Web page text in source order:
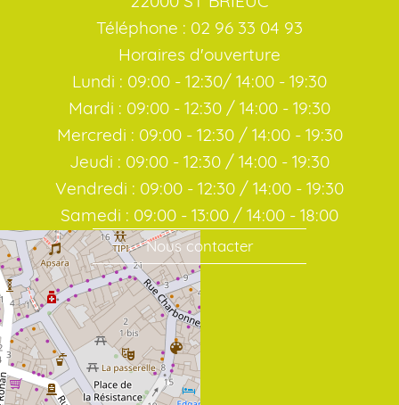
Téléphone : 02 96 33 04 93
Horaires d'ouverture
Lundi : 09:00 - 12:30/ 14:00 - 19:30
Mardi : 09:00 - 12:30 / 14:00 - 19:30
Mercredi : 09:00 - 12:30 / 14:00 - 19:30
Jeudi : 09:00 - 12:30 / 14:00 - 19:30
Vendredi : 09:00 - 12:30 / 14:00 - 19:30
Samedi : 09:00 - 13:00 / 14:00 - 18:00
Nous contacter